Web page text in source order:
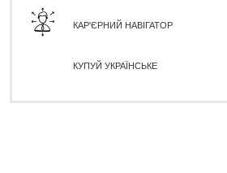
КАР'ЄРНИЙ НАВІГАТОР
КУПУЙ УКРАЇНСЬКЕ